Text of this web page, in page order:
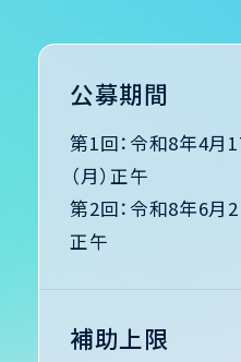
2026.06.08
6月5日（金）実施【研
お申込みはこちらから
2026.06.08
を行う場合があります
公募期間
第1回：令和8年4月
（月）正午
第2回：令和8年6月2
正午
補助上限